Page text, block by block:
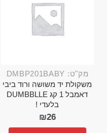
מק"ט: DMBP201BABY
משקולת יד משושה ורוד ביבי
דאמבל 1 קג DUMBBLLE
בלעדי !
₪26